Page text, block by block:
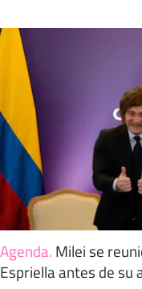
Agenda. Milei se
Espriella antes de su